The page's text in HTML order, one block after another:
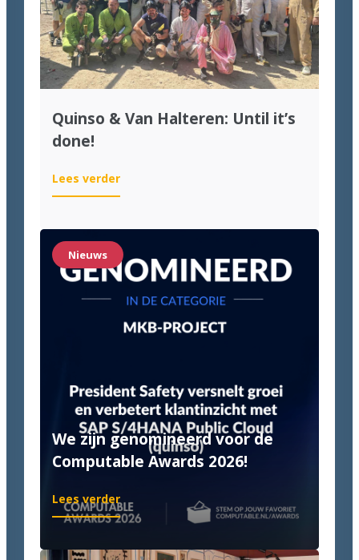
Quinso & Van Halteren: Until it’s
done!
Lees verder:
Quinso
Van
Halteren:
Until
it’s
done!
Nieuws
We zijn genomineerd voor de
Computable Awards 2026!
Lees verder:
We
genomineerd